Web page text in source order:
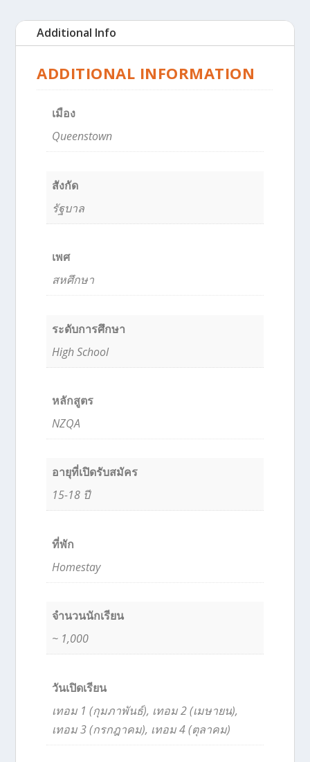
Additional Info
ADDITIONAL INFORMATION
เมือง
Queenstown
สังกัด
รัฐบาล
เพศ
สหศึกษา
ระดับการศึกษา
High School
หลักสูตร
NZQA
อายุที่เปิดรับสมัคร
15-18 ปี
ที่พัก
Homestay
จำนวนนักเรียน
~ 1,000
วันเปิดเรียน
เทอม 1 (กุมภาพันธ์), เทอม 2 (เมษายน),
เทอม 3 (กรกฎาคม), เทอม 4 (ตุลาคม)